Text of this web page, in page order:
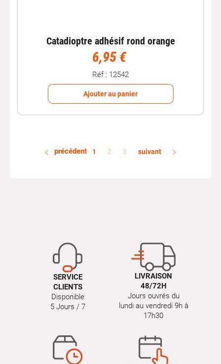
Catadioptre adhésif rond orange
6,95 €
Réf : 12542
Ajouter au panier
précédent 1 2 3 suivant
SERVICE
CLIENTS
Disponible
5 Jours / 7
LIVRAISON
48/72H
Jours ouvrés du
lundi au vendredi 9h à
17h30